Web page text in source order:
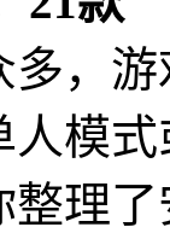
多，
人模
整理